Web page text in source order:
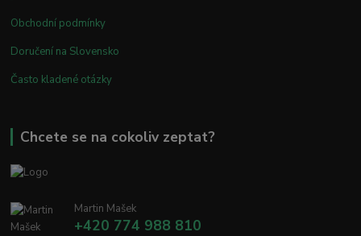
Obchodní podmínky
Doručení na Slovensko
Často kladené otázky
Chcete se na cokoliv zeptat?
Martin Mašek
+420 774 988 810